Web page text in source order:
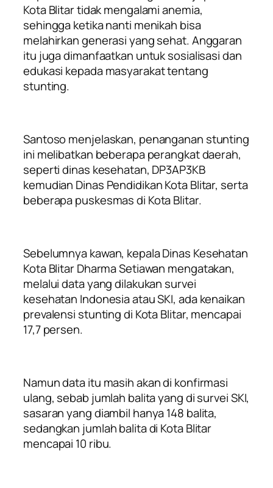
Kota Blitar tidak mengalami anemia,
sehingga ketika nanti menikah bisa
melahirkan generasi yang sehat. Anggaran
itu juga dimanfaatkan untuk sosialisasi dan
edukasi kepada masyarakat tentang
stunting.
Santoso menjelaskan, penanganan stunting
ini melibatkan beberapa perangkat daerah,
seperti dinas kesehatan, DP3AP3KB
kemudian Dinas Pendidikan Kota Blitar, serta
beberapa puskesmas di Kota Blitar.
Sebelumnya kawan, kepala Dinas Kesehatan
Kota Blitar Dharma Setiawan mengatakan,
melalui data yang dilakukan survei
kesehatan Indonesia atau SKI, ada kenaikan
prevalensi stunting di Kota Blitar, mencapai
17,7 persen.
Namun data itu masih akan di konfirmasi
ulang, sebab jumlah balita yang di survei SKI,
sasaran yang diambil hanya 148 balita,
sedangkan jumlah balita di Kota Blitar
mencapai 10 ribu.